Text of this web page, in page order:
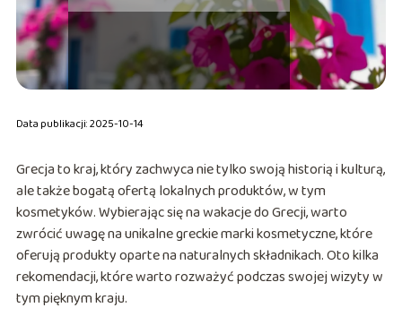
Data publikacji: 2025-10-14
Grecja to kraj, który zachwyca nie tylko swoją historią i kulturą,
ale także bogatą ofertą lokalnych produktów, w tym
kosmetyków. Wybierając się na wakacje do Grecji, warto
zwrócić uwagę na unikalne greckie marki kosmetyczne, które
oferują produkty oparte na naturalnych składnikach. Oto kilka
rekomendacji, które warto rozważyć podczas swojej wizyty w
tym pięknym kraju.